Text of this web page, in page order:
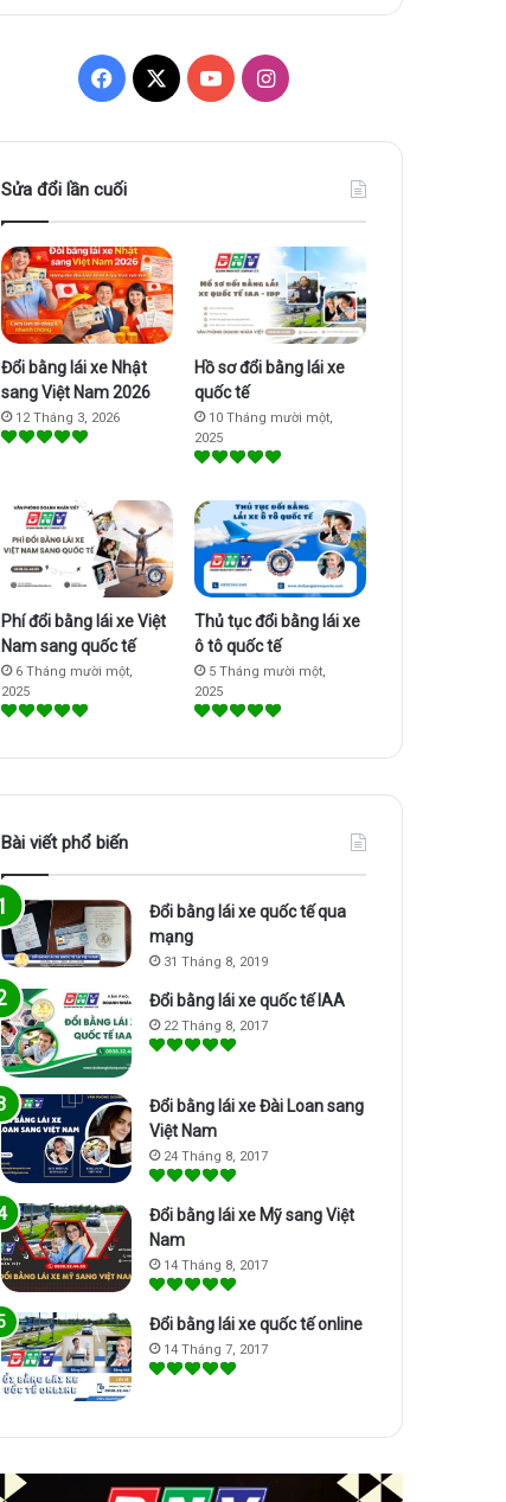
e
b
o
o
k
X
Y
T
u
b
e
I
t
a
g
r
a
m
Sửa đổi lần cuối
Đổi bằng lái xe Nhật
sang Việt Nam 2026
12 Tháng 3, 2026
Hồ sơ đổi bằng lái xe
quốc tế
10 Tháng mười một,
2025
Phí đổi bằng lái xe Việt
Nam sang quốc tế
6 Tháng mười một,
2025
Thủ tục đổi bằng lái xe
ô tô quốc tế
5 Tháng mười một,
2025
Bài viết phổ biến
Đổi bằng lái xe quốc tế qua
mạng
31 Tháng 8, 2019
Đổi bằng lái xe quốc tế IAA
22 Tháng 8, 2017
Đổi bằng lái xe Đài Loan sang
Việt Nam
24 Tháng 8, 2017
Đổi bằng lái xe Mỹ sang Việt
Nam
14 Tháng 8, 2017
Đổi bằng lái xe quốc tế online
14 Tháng 7, 2017